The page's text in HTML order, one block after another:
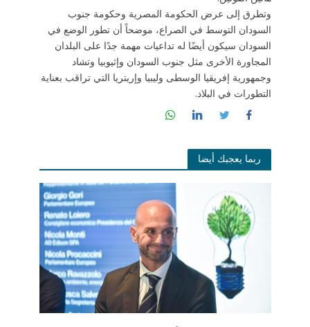
وتطرق إلى عرض الحكومة المصرية وحكومة جنوب
السودان التوسط في الصراع، موضحاً أن تطور الوضع في
السودان سيكون أيضًا له تداعيات مهمة جدًا على البلدان
المجاورة الأخرى مثل جنوب السودان وإثيوبيا وتشاد
وجمهورية إفريقيا الوسطى وليبيا وإريتريا التي تراقب بعناية
التطورات في البلاد.
ربما يعجبك أيضا